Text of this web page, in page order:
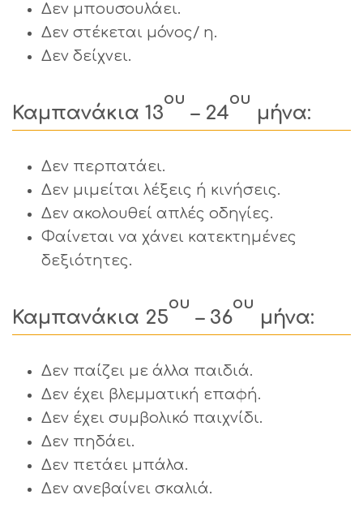
Δεν μπουσουλάει.
Δεν στέκεται μόνος/ η.
Δεν δείχνει.
Καμπανάκια 13
ου
– 24
ου
μήνα:
Δεν περπατάει.
Δεν μιμείται λέξεις ή κινήσεις.
Δεν ακολουθεί απλές οδηγίες.
Φαίνεται να χάνει κατεκτημένες
δεξιότητες.
Καμπανάκια 25
ου
– 36
ου
μήνα:
Δεν παίζει με άλλα παιδιά.
Δεν έχει βλεμματική επαφή.
Δεν έχει συμβολικό παιχνίδι.
Δεν πηδάει.
Δεν πετάει μπάλα.
Δεν ανεβαίνει σκαλιά.